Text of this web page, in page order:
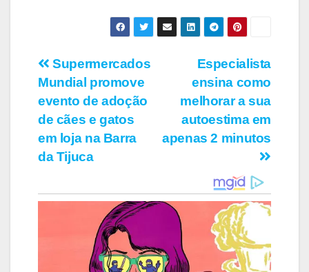
Navegação
de
Post
Especialista
ensina como
melhorar a sua
autoestima em
apenas 2 minutos
Supermercados
Mundial promove
evento de adoção
de cães e gatos
em loja na Barra
da Tijuca